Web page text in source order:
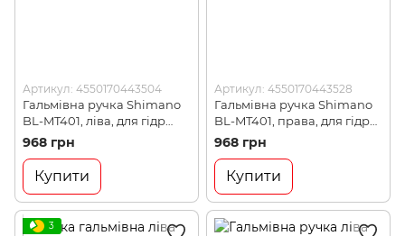
Артикул: 4550170443504
Гальмівна ручка Shimano
BL-MT401, ліва, для гідр
диск гальм, Black (SHMO
EBLMT401LLL)
968 грн
Купити
Артикул: 4550170443528
Гальмівна ручка Shimano
BL-MT401, права, для гідр
диск гальм, Black (SHMO
EBLMT401RLL)
968 грн
Купити
3